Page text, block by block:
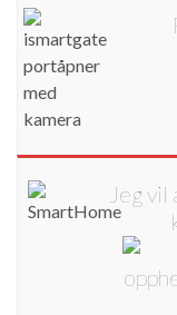
Jeg